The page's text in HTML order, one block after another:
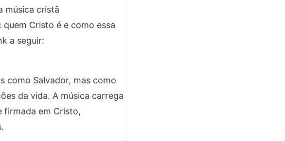
música cristã
Cristo é e como essa
a seguir:
como Salvador, mas como
da vida. A música carrega
firmada em Cristo,